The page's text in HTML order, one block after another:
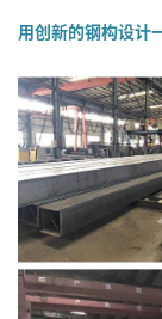
用创新的钢构设计